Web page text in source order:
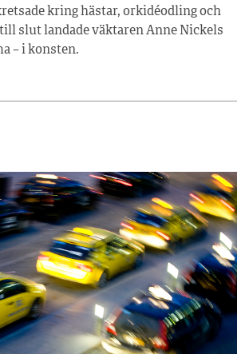
kring hästar, orkidéodling och
slut landade väktaren Anne Nickels
– i konsten.